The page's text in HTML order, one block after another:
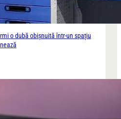
o dubă obișnuită într-un spațiu